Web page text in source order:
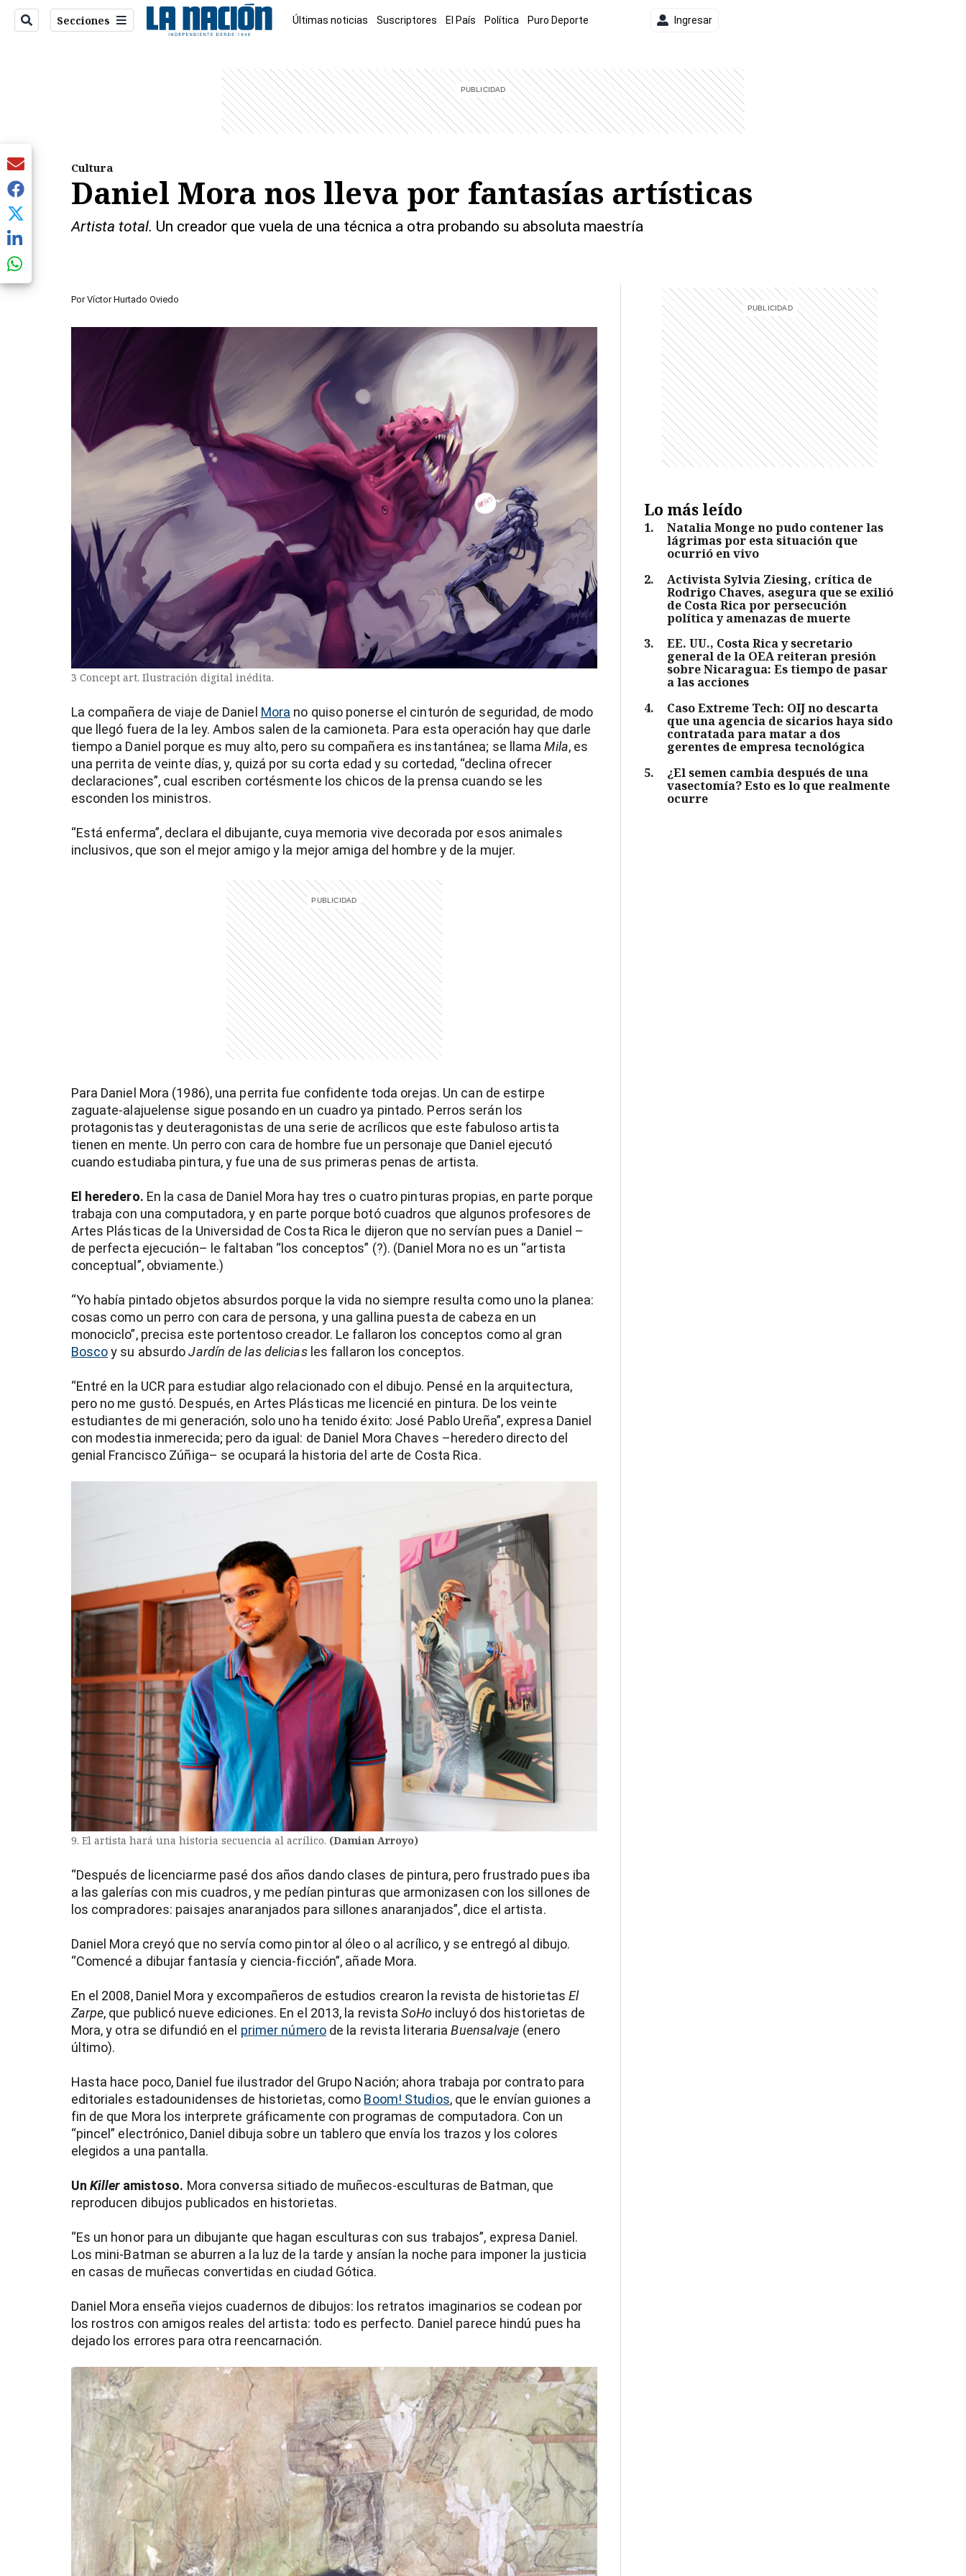
Secciones Últimas noticias Suscriptores El País Política Puro Deporte Ingresar
Cultura
Daniel Mora nos lleva por fantasías artísticas
Artista total. Un creador que vuela de una técnica a otra probando su absoluta maestría
Por Víctor Hurtado Oviedo
3 Concept art. Ilustración digital inédita.
La compañera de viaje de Daniel Mora no quiso ponerse el cinturón de seguridad, de modo
que llegó fuera de la ley. Ambos salen de la camioneta. Para esta operación hay que darle
tiempo a Daniel porque es muy alto, pero su compañera es instantánea; se llamaMila, es
una perrita de veinte días, y, quizá por su corta edad y su cortedad, “declina ofrecer
declaraciones”, cual escriben cortésmente los chicos de la prensa cuando se les
esconden los ministros.
“Está enferma”, declara el dibujante, cuya memoria vive decorada por esos animales
inclusivos, que son el mejor amigo y la mejor amiga del hombre y de la mujer.
Para Daniel Mora (1986), una perrita fue confidente toda orejas. Un can de estirpe
zaguate-alajuelense sigue posando en un cuadro ya pintado. Perros serán los
protagonistas y deuteragonistas de una serie de acrílicos que este fabuloso artista
tienen en mente. Un perro con cara de hombre fue un personaje que Daniel ejecutó
cuando estudiaba pintura, y fue una de sus primeras penas de artista.
El heredero. En la casa de Daniel Mora hay tres o cuatro pinturas propias, en parte porque
trabaja con una computadora, y en parte porque botó cuadros que algunos profesores de
Artes Plásticas de la Universidad de Costa Rica le dijeron que no servían pues a Daniel –
de perfecta ejecución– le faltaban “los conceptos” (?). (Daniel Mora no es un “artista
conceptual”, obviamente.)
“Yo había pintado objetos absurdos porque la vida no siempre resulta como uno la planea:
cosas como un perro con cara de persona, y una gallina puesta de cabeza en un
monociclo”, precisa este portentoso creador. Le fallaron los conceptos como al gran
Boscoy su absurdoJardín de las deliciasles fallaron los conceptos.
“Entré en la UCR para estudiar algo relacionado con el dibujo. Pensé en la arquitectura,
pero no me gustó. Después, en Artes Plásticas me licencié en pintura. De los veinte
estudiantes de mi generación, solo uno ha tenido éxito: José Pablo Ureña”, expresa Daniel
con modestia inmerecida; pero da igual: de Daniel Mora Chaves –heredero directo del
genial Francisco Zúñiga– se ocupará la historia del arte de Costa Rica.
9. El artista hará una historia secuencia al acrílico. (Damian Arroyo)
“Después de licenciarme pasé dos años dando clases de pintura, pero frustrado pues iba
a las galerías con mis cuadros, y me pedían pinturas que armonizasen con los sillones de
los compradores: paisajes anaranjados para sillones anaranjados”, dice el artista.
Daniel Mora creyó que no servía como pintor al óleo o al acrílico, y se entregó al dibujo.
“Comencé a dibujar fantasía y ciencia-ficción”, añade Mora.
En el 2008, Daniel Mora y excompañeros de estudios crearon la revista de historietas El
Zarpe, que publicó nueve ediciones. En el 2013, la revistaSoHoincluyó dos historietas de
Mora, y otra se difundió en el primer númerode la revista literariaBuensalvaje (enero
último).
Hasta hace poco, Daniel fue ilustrador del Grupo Nación; ahora trabaja por contrato para
editoriales estadounidenses de historietas, como Boom! Studios, que le envían guiones a
fin de que Mora los interprete gráficamente con programas de computadora. Con un
“pincel” electrónico, Daniel dibuja sobre un tablero que envía los trazos y los colores
elegidos a una pantalla.
Un Killeramistoso. Mora conversa sitiado de muñecos-esculturas de Batman, que
reproducen dibujos publicados en historietas.
“Es un honor para un dibujante que hagan esculturas con sus trabajos”, expresa Daniel.
Los mini-Batman se aburren a la luz de la tarde y ansían la noche para imponer la justicia
en casas de muñecas convertidas en ciudad Gótica.
Daniel Mora enseña viejos cuadernos de dibujos: los retratos imaginarios se codean por
los rostros con amigos reales del artista: todo es perfecto. Daniel parece hindú pues ha
dejado los errores para otra reencarnación.
Lo más leído
1.
Natalia Monge no pudo contener las
lágrimas por esta situación que
ocurrió en vivo
2.
Activista Sylvia Ziesing, crítica de
Rodrigo Chaves, asegura que se exilió
de Costa Rica por persecución
política y amenazas de muerte
3.
EE. UU., Costa Rica y secretario
general de la OEA reiteran presión
sobre Nicaragua: Es tiempo de pasar
a las acciones
4.
Caso Extreme Tech: OIJ no descarta
que una agencia de sicarios haya sido
contratada para matar a dos
gerentes de empresa tecnológica
5.
¿El semen cambia después de una
vasectomía? Esto es lo que realmente
ocurre